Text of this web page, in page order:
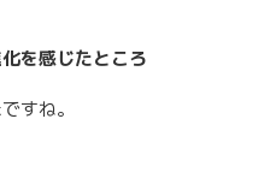
を感じたところ
すね。